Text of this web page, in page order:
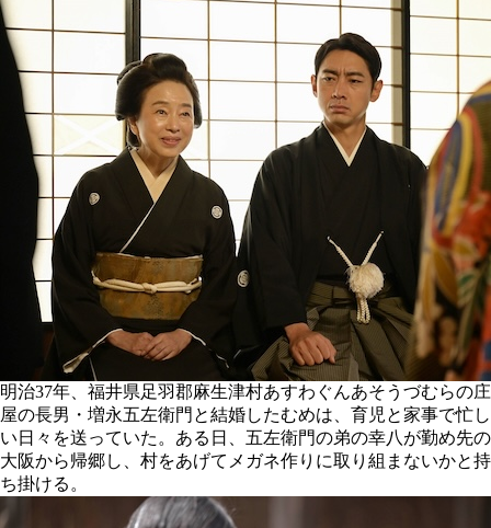
明治37年、福井県足羽郡麻生津村あすわぐんあそうづむらの庄
屋の長男・増永五左衛門と結婚したむめは、育児と家事で忙し
い日々を送っていた。ある日、五左衛門の弟の幸八が勤め先の
大阪から帰郷し、村をあげてメガネ作りに取り組まないかと持
ち掛ける。